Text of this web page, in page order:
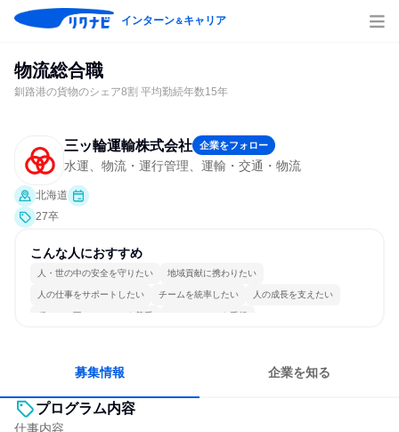
インターン＆キャリア
物流総合職
釧路港の貨物のシェア8割 平均勤続年数15年
三ッ輪運輸株式会社 企業をフォロー
水運、物流・運行管理、運輸・交通・物流
北海道
27卒
こんな人におすすめ
人・世の中の安全を守りたい 地域貢献に携わりたい
人の仕事をサポートしたい チームを統率したい 人の成長を支えたい
穏やかで互いのペースを尊重 チームワークを重視
募集情報 企業を知る
プログラム内容
仕事内容